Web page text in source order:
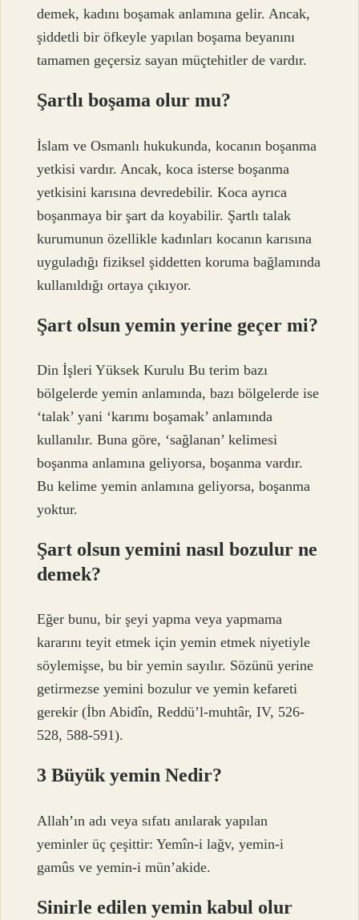
demek, kadını boşamak anlamına gelir. Ancak,
şiddetli bir öfkeyle yapılan boşama beyanını
tamamen geçersiz sayan müçtehitler de vardır.
Şartlı boşama olur mu?
İslam ve Osmanlı hukukunda, kocanın boşanma
yetkisi vardır. Ancak, koca isterse boşanma
yetkisini karısına devredebilir. Koca ayrıca
boşanmaya bir şart da koyabilir. Şartlı talak
kurumunun özellikle kadınları kocanın karısına
uyguladığı fiziksel şiddetten koruma bağlamında
kullanıldığı ortaya çıkıyor.
Şart olsun yemin yerine geçer mi?
Din İşleri Yüksek Kurulu Bu terim bazı
bölgelerde yemin anlamında, bazı bölgelerde ise
‘talak’ yani ‘karımı boşamak’ anlamında
kullanılır. Buna göre, ‘sağlanan’ kelimesi
boşanma anlamına geliyorsa, boşanma vardır.
Bu kelime yemin anlamına geliyorsa, boşanma
yoktur.
Şart olsun yemini nasıl bozulur ne
demek?
Eğer bunu, bir şeyi yapma veya yapmama
kararını teyit etmek için yemin etmek niyetiyle
söylemişse, bu bir yemin sayılır. Sözünü yerine
getirmezse yemini bozulur ve yemin kefareti
gerekir (İbn Abidîn, Reddü’l-muhtâr, IV, 526-
528, 588-591).
3 Büyük yemin Nedir?
Allah’ın adı veya sıfatı anılarak yapılan
yeminler üç çeşittir: Yemîn-i lağv, yemin-i
gamûs ve yemin-i mün’akide.
Sinirle edilen yemin kabul olur